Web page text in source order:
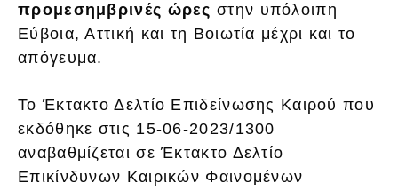
προμεσημβρινές ώρες στην υπόλοιπη
Εύβοια, Αττική και τη Βοιωτία μέχρι και το
απόγευμα.
Το Έκτακτο Δελτίο Επιδείνωσης Καιρού που
εκδόθηκε στις 15-06-2023/1300
αναβαθμίζεται σε Έκτακτο Δελτίο
Επικίνδυνων Καιρικών Φαινομένων